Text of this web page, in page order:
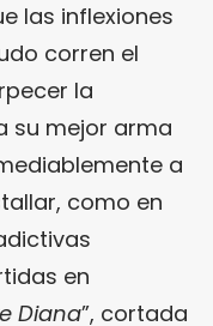
las inflexiones
corren el
la
su mejor arma
a
como en
en
Diana”, cortada